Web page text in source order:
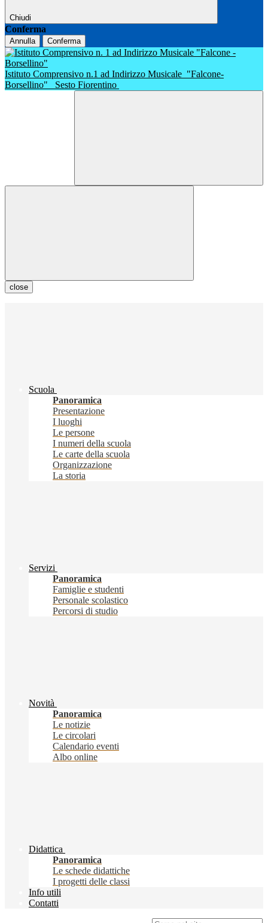
Chiudi
Conferma
Annulla Conferma
Istituto Comprensivo n.1 ad Indirizzo Musicale "Falcone-
Borsellino"
Sesto Fiorentino
close
Scuola
Panoramica
Presentazione
I luoghi
Le persone
I numeri della scuola
Le carte della scuola
Organizzazione
La storia
Servizi
Panoramica
Famiglie e studenti
Personale scolastico
Percorsi di studio
Novità
Panoramica
Le notizie
Le circolari
Calendario eventi
Albo online
Didattica
Panoramica
Le schede didattiche
I progetti delle classi
Info utili
Contatti